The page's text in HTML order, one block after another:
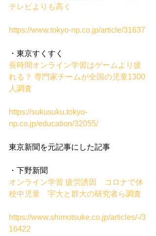
テレビよりも高く
https://www.tokyo-np.co.jp/article/31637
・東京すくすく
長時間オンライン学習はゲームより疲
れる？ 専門家チームが全国の児童1300
人調査
https://sukusuku.tokyo-
np.co.jp/education/32055/
東京新聞を元記事にした記事
・下野新聞
オンライン学習 疲労誘因　コロナで休
校中児童　宇大と群大の研究者ら調査
https://www.shimotsuke.co.jp/articles/-/3
16422